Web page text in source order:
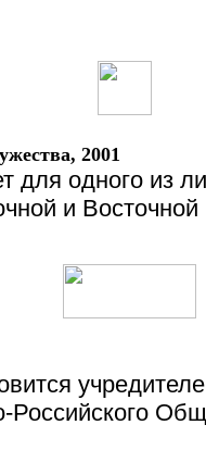
, 2001
для одного из
и
Российского